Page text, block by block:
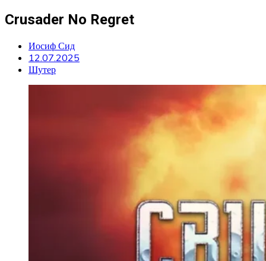
Crusader No Regret
Иосиф Сид
12.07.2025
Шутер